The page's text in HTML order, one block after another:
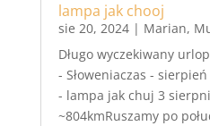
lampa jak chooj
sie 20, 2024| Marian,
Długo wyczekiwany
- Słoweniaczas -
- lampa jak chuj 3
~804kmRuszamy po